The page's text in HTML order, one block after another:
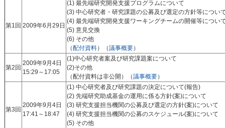
第1回 2009年6月29日
(1) 最先端研究開発支援プログラムについて
(3) 中心研究者・研究課題の公募及び選定の方針等につい
(4) 最先端研究開発支援ワーキングチームの開催等につい
(5) 意見交換
(6) その他
（配付資料）（議事概要）
第2回
2009年9月4日
15:29～17:05
(1)中心研究者案及び研究課題案について
(2)その他
（配付資料は非公開）（議事概要）
第3回
2009年9月4日
17:41～18:47
(1) 中心研究者及び研究課題の決定について(報告)
(2) 先端研究助成基金の運用に係る方針(案)について
(3) 研究支援担当機関の公募及び選定の方針(案)について
(4) 研究支援担当機関の公募のスケジュール(案)について
(5) その他